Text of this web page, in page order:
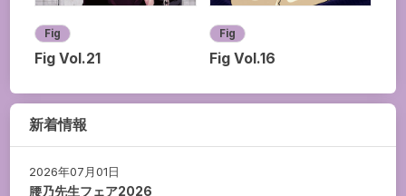
Fig
Fig Vol.21
Fig
Fig Vol.16
新着情報
2026年07月01日
腰乃先生フェア2026